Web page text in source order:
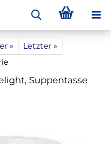
»
Letzter »
Suppentasse